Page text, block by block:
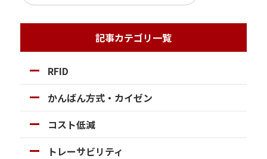
記事カテゴリ一覧
RFID
かんばん方式・カイゼン
コスト低減
トレーサビリティ